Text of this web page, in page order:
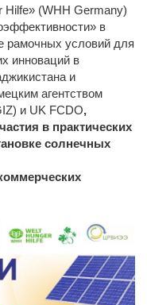
Hilfe» (WHH Germany)
в
рамочных условий для
инноваций в
и
агентством
и UK FCDO,
в практических
солнечных